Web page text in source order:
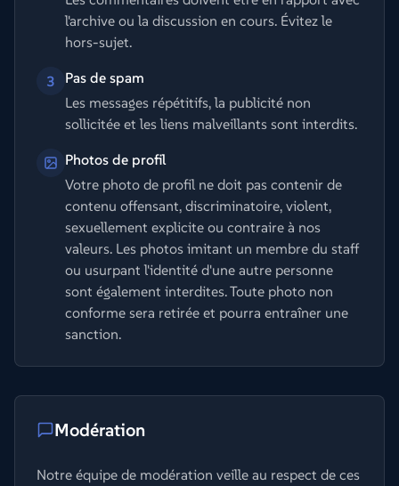
l'archive ou la discussion en cours. Évitez le
hors-sujet.
3
Pas de spam
Les messages répétitifs, la publicité non
sollicitée et les liens malveillants sont interdits.
Photos de profil
Votre photo de profil ne doit pas contenir de
contenu offensant, discriminatoire, violent,
sexuellement explicite ou contraire à nos
valeurs. Les photos imitant un membre du staff
ou usurpant l'identité d'une autre personne
sont également interdites. Toute photo non
conforme sera retirée et pourra entraîner une
sanction.
Modération
Notre équipe de modération veille au respect de ces